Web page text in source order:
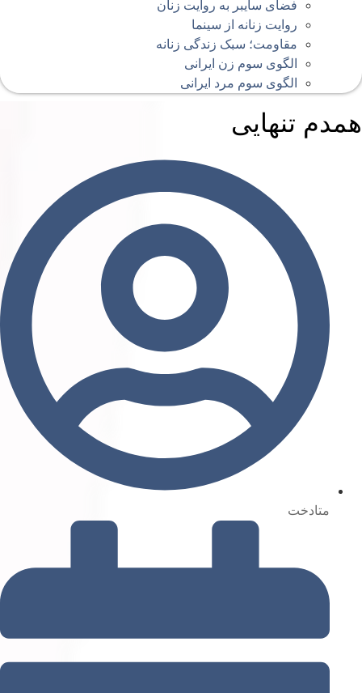
فضای سایبر به روایت زنان
روایت زنانه از سینما
مقاومت؛ سبک زندگی زنانه
الگوی سوم زن ایرانی
الگوی سوم مرد ایرانی
تنهایی
متادخت